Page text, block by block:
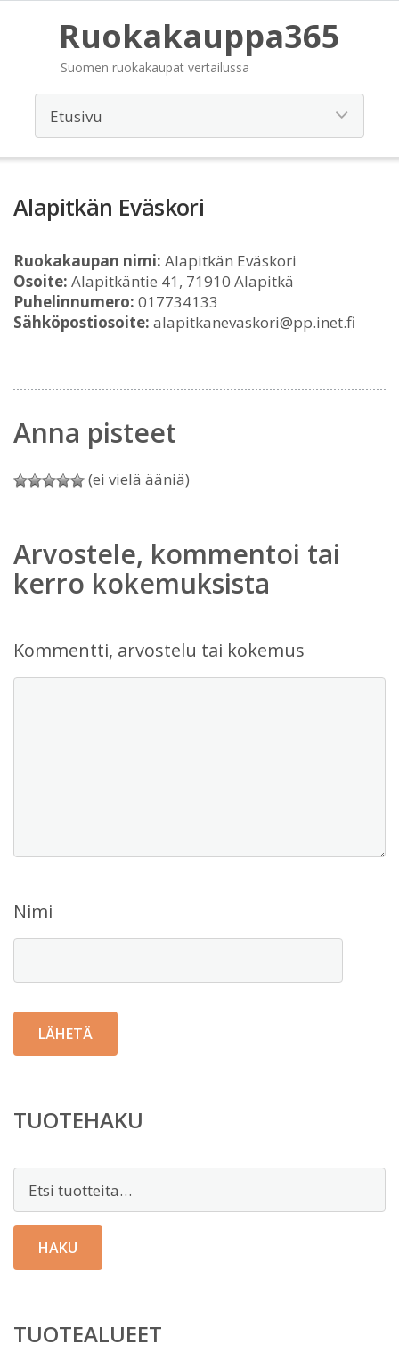
Ruokakauppa365
Suomen ruokakaupat vertailussa
Alapitkän Eväskori
Ruokakaupan nimi: Alapitkän Eväskori
Osoite: Alapitkäntie 41, 71910 Alapitkä
Puhelinnumero: 017734133
Sähköpostiosoite: alapitkanevaskori@pp.inet.fi
Anna pisteet
(ei vielä ääniä)
Arvostele, kommentoi tai
kerro kokemuksista
Kommentti, arvostelu tai kokemus
Nimi
TUOTEHAKU
HAKU
TUOTEALUEET